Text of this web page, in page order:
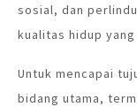
sosial, dan
kualitas hidup
Untuk mencapai
bidang utama,